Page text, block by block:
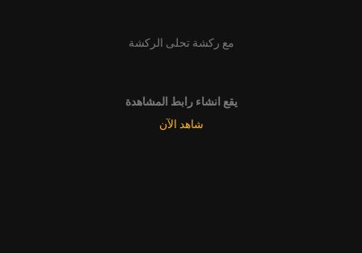
مع ركشة تحلى الركشة
يقع انشاء رابط المشاهدة
شاهد الآن